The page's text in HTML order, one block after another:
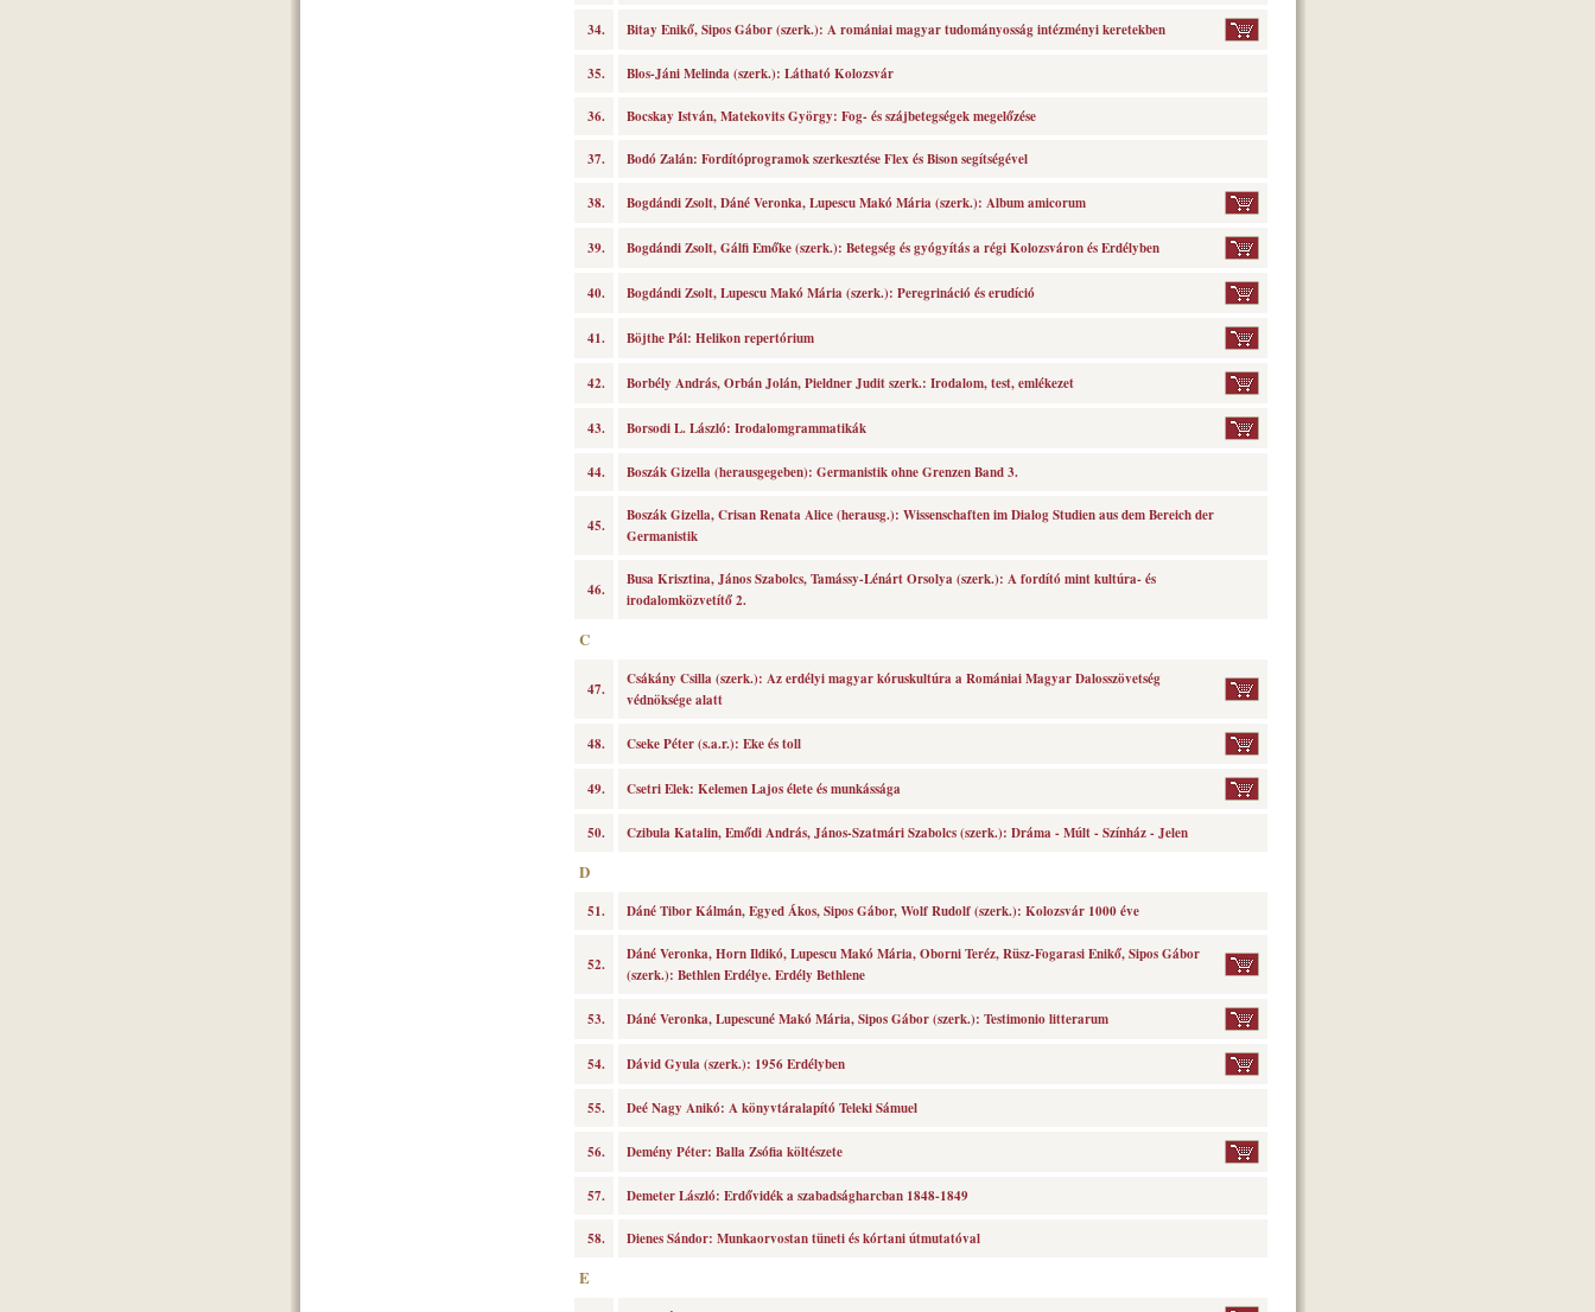
34. Bitay Enikő, Sipos Gábor (szerk.): A romániai magyar tudományosság intézményi keretekben
35. Blos-Jáni Melinda (szerk.): Látható Kolozsvár
36. Bocskay István, Matekovits György: Fog- és szájbetegségek megelőzése
37. Bodó Zalán: Fordítóprogramok szerkesztése Flex és Bison segítségével
38. Bogdándi Zsolt, Dáné Veronka, Lupescu Makó Mária (szerk.): Album amicorum
39. Bogdándi Zsolt, Gálfi Emőke (szerk.): Betegség és gyógyítás a régi Kolozsváron és Erdélyben
40. Bogdándi Zsolt, Lupescu Makó Mária (szerk.): Peregrináció és erudíció
41. Böjthe Pál: Helikon repertórium
42. Borbély András, Orbán Jolán, Pieldner Judit szerk.: Irodalom, test, emlékezet
43. Borsodi L. László: Irodalomgrammatikák
44. Boszák Gizella (herausgegeben): Germanistik ohne Grenzen Band 3.
45.
Boszák Gizella, Crisan Renata Alice (herausg.): Wissenschaften im Dialog Studien aus dem Bereich der
Germanistik
46.
Busa Krisztina, János Szabolcs, Tamássy-Lénárt Orsolya (szerk.): A fordító mint kultúra- és
irodalomközvetítő 2.
C
47.
Csákány Csilla (szerk.): Az erdélyi magyar kóruskultúra a Romániai Magyar Dalosszövetség
védnöksége alatt
48. Cseke Péter (s.a.r.): Eke és toll
49. Csetri Elek: Kelemen Lajos élete és munkássága
50. Czibula Katalin, Emődi András, János-Szatmári Szabolcs (szerk.): Dráma - Múlt - Színház - Jelen
D
51. Dáné Tibor Kálmán, Egyed Ákos, Sipos Gábor, Wolf Rudolf (szerk.): Kolozsvár 1000 éve
52.
Dáné Veronka, Horn Ildikó, Lupescu Makó Mária, Oborni Teréz, Rüsz-Fogarasi Enikő, Sipos Gábor
(szerk.): Bethlen Erdélye. Erdély Bethlene
53. Dáné Veronka, Lupescuné Makó Mária, Sipos Gábor (szerk.): Testimonio litterarum
54. Dávid Gyula (szerk.): 1956 Erdélyben
55. Deé Nagy Anikó: A könyvtáralapító Teleki Sámuel
56. Demény Péter: Balla Zsófia költészete
57. Demeter László: Erdővidék a szabadságharcban 1848-1849
58. Dienes Sándor: Munkaorvostan tüneti és kórtani útmutatóval
E